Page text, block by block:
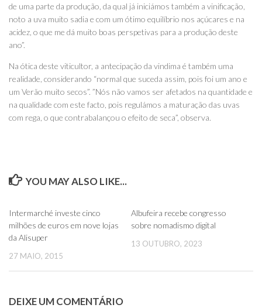
de uma parte da produção, da qual já iniciámos também a vinificação,
noto a uva muito sadia e com um ótimo equilíbrio nos açúcares e na
acidez, o que me dá muito boas perspetivas para a produção deste
ano”.
Na ótica deste viticultor, a antecipação da vindima é também uma
realidade, considerando “normal que suceda assim, pois foi um ano e
um Verão muito secos”. ”Nós não vamos ser afetados na quantidade e
na qualidade com este facto, pois regulámos a maturação das uvas
com rega, o que contrabalançou o efeito de seca”, observa.
YOU MAY ALSO LIKE...
Intermarché investe cinco
milhões de euros em nove lojas
da Alisuper
27 MAIO, 2015
Albufeira recebe congresso
sobre nomadismo digital
13 OUTUBRO, 2023
DEIXE UM COMENTÁRIO